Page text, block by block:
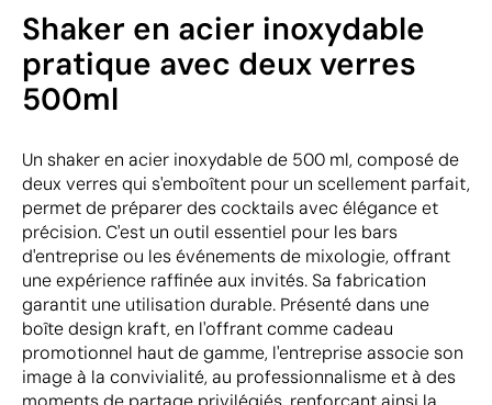
Shaker en acier inoxydable
pratique avec deux verres
500ml
Un shaker en acier inoxydable de 500 ml, composé de
deux verres qui s'emboîtent pour un scellement parfait,
permet de préparer des cocktails avec élégance et
précision. C'est un outil essentiel pour les bars
d'entreprise ou les événements de mixologie, offrant
une expérience raffinée aux invités. Sa fabrication
garantit une utilisation durable. Présenté dans une
boîte design kraft, en l'offrant comme cadeau
promotionnel haut de gamme, l'entreprise associe son
image à la convivialité, au professionnalisme et à des